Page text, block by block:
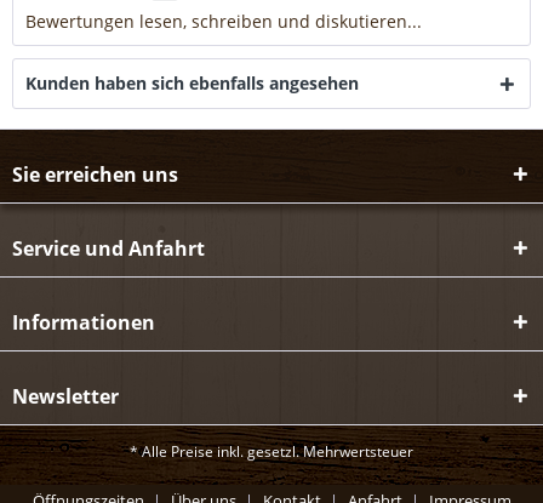
Bewertungen lesen, schreiben und diskutieren...
Kunden haben sich ebenfalls angesehen
Sie erreichen uns
Service und Anfahrt
Informationen
Newsletter
* Alle Preise inkl. gesetzl. Mehrwertsteuer